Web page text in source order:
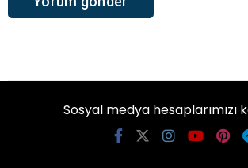
Sosyal medya hesaplarımızı